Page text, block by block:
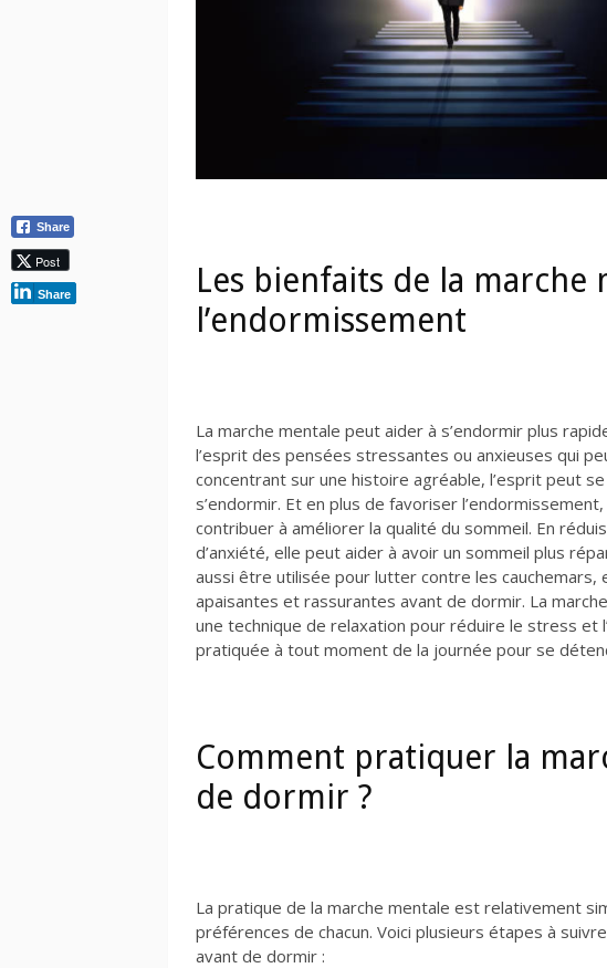
Les bienfaits de la marche
l’endormissement
La marche mentale peut aider à s’endormir plus
l’esprit des pensées stressantes ou anxieuses qui
concentrant sur une histoire agréable, l’esprit peut
s’endormir. Et en plus de favoriser
contribuer à améliorer la qualité du sommeil. En
d’anxiété, elle peut aider à avoir un sommeil plus
aussi être utilisée pour lutter contre les cauchemars,
apaisantes et rassurantes avant de dormir. La
une technique de relaxation pour réduire le stress et
pratiquée à tout moment de la journée pour se
Comment pratiquer la
de dormir ?
La pratique de la marche mentale est relativement
préférences de chacun. Voici plusieurs étapes à
avant de dormir :
Share
Post
Share